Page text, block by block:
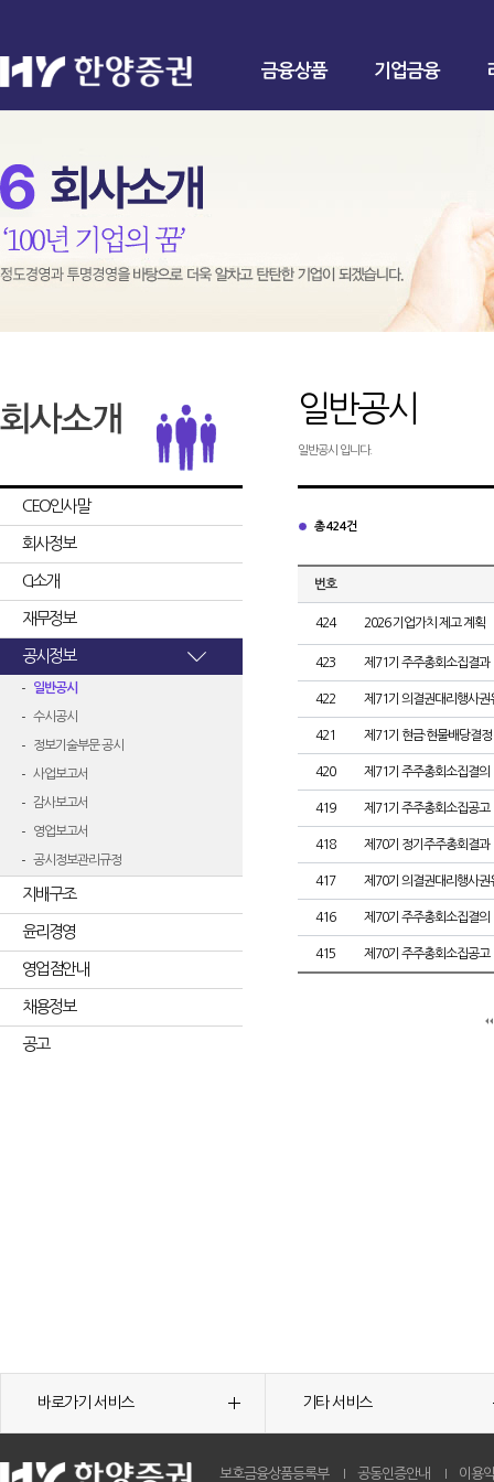
금융상품 기업금융
CEO인사말
회사정보
CI소개
재무정보
공시정보
일반공시
수시공시
정보기술부문 공시
사업보고서
감사보고서
영업보고서
공시정보관리규정
지배구조
윤리경영
영업점안내
채용정보
공고
일반공시
일반공시 입니다.
총 424건
번호
424 2026 기업가치 제고 계획
423 제71기 주주총회소집결과
422 제71기 의결권대리행사권
421 제71기 현금·현물배당결정
420 제71기 주주총회소집결의
419 제71기 주주총회소집공고
418 제70기 정기주주총회결과
417 제70기 의결권대리행사권
416 제70기 주주총회소집결의
415 제70기 주주총회소집공고
바로가기 서비스 기타 서비스
보호금융상품등록부 공동인증안내 이용